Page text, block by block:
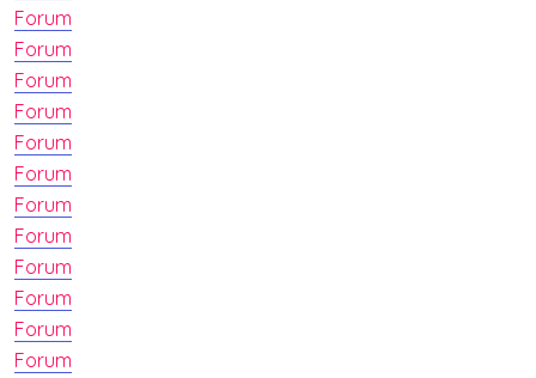
Forum
Forum
Forum
Forum
Forum
Forum
Forum
Forum
Forum
Forum
Forum
Forum